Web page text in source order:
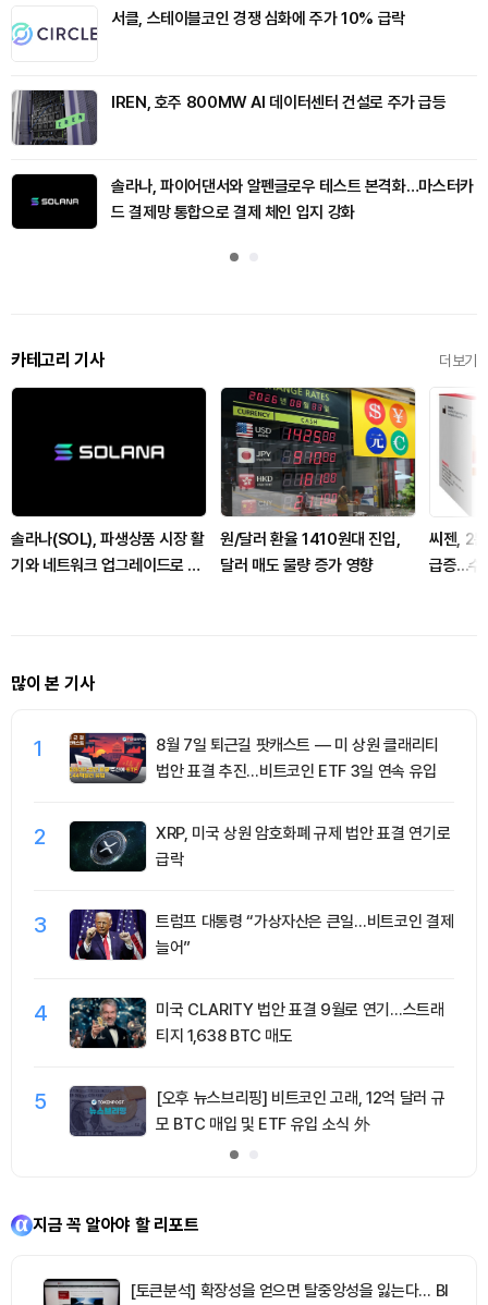
서클, 스테이블코인 경쟁 심화에 주가 10% 급락
IREN, 호주 800MW AI 데이터센터 건설로 주가 급등
솔라나, 파이어댄서와 알펜글로우 테스트 본격화…마스터카
드 결제망 통합으로 결제 체인 입지 강화
카테고리 기사 더보기
솔라나(SOL), 파생상품 시장 활
기와 네트워크 업그레이드로 주
원/달러 환율 1410원대 진입,
달러 매도 물량 증가 영향
씨젠, 2
급증...수
많이 본 기사
1
8월 7일 퇴근길 팟캐스트 — 미 상원 클래리티
법안 표결 추진…비트코인 ETF 3일 연속 유입
2
XRP, 미국 상원 암호화폐 규제 법안 표결 연기로
급락
3
트럼프 대통령 “가상자산은 큰일…비트코인 결제
늘어”
4
미국 CLARITY 법안 표결 9월로 연기…스트래
티지 1,638 BTC 매도
5
[오후 뉴스브리핑] 비트코인 고래, 12억 달러 규
모 BTC 매입 및 ETF 유입 소식 外
지금 꼭 알아야 할 리포트
[토큰분석] 확장성을 얻으면 탈중앙성을 잃는다… BI